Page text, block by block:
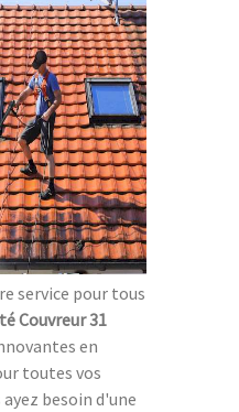
service pour tous
Couvreur 31
en
toutes vos
besoin d'une